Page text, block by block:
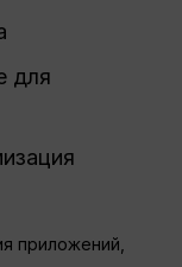
для
приложений,